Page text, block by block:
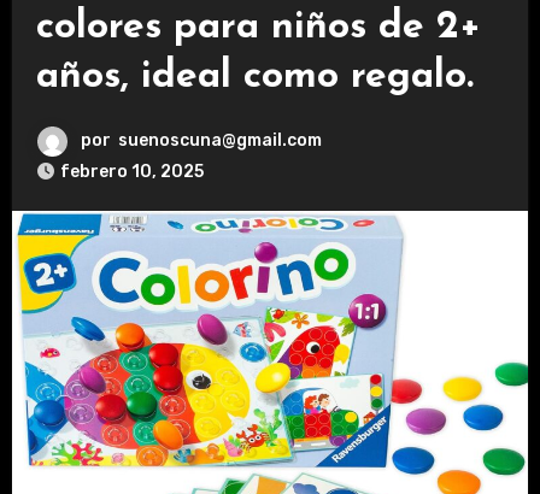
colores para niños de 2+
años, ideal como regalo.
por suenoscuna@gmail.com
febrero 10, 2025